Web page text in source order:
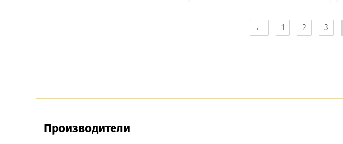
← 1 2 3
Производители